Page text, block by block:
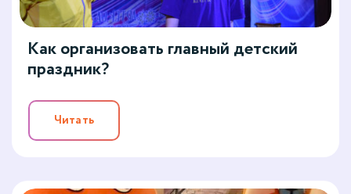
Как организовать главный детский
праздник?
Читать